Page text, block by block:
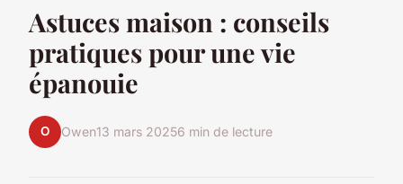
Astuces maison : conseils
pratiques pour une vie
épanouie
O Owen13 mars 20256 min de lecture